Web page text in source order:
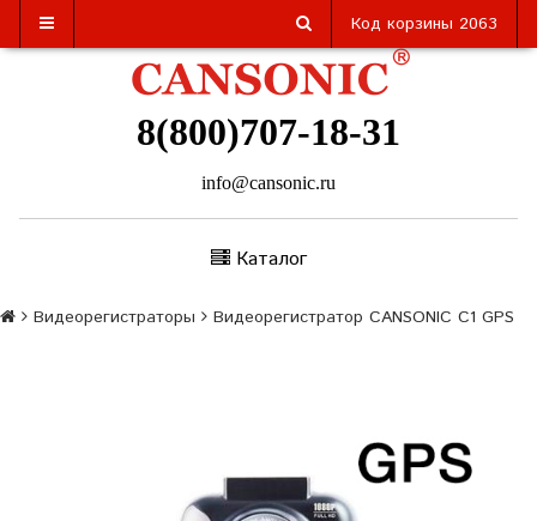
Код корзины 2063
8(800)707-18-31
info@cansonic.ru
Каталог
Видеорегистраторы Видеорегистратор CANSONIC C1 GPS